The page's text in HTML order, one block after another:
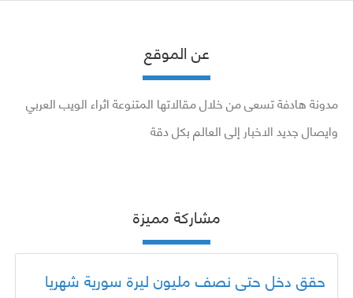
عن الموقع
مدونة هادفة تسعى من خلال مقالاتها المتنوعة اثراء الويب العربي
وايصال جديد الاخبار إلى العالم بكل دقة
مشاركة مميزة
حقق دخل حتى نصف مليون ليرة سورية شهريا